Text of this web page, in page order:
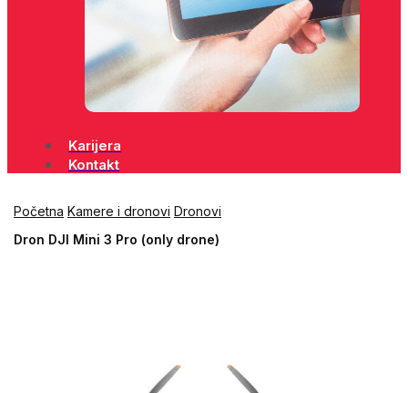
Karijera
Kontakt
Početna Kamere i dronovi Dronovi
Dron DJI Mini 3 Pro (only drone)